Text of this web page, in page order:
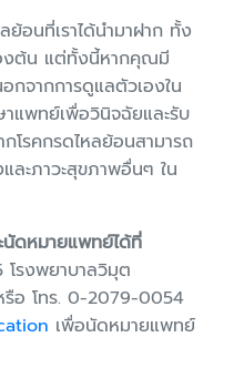
อนที่เราได้นำมาฝาก ทั้ง
องต้น แต่ทั้งนี้หากคุณมี
กจากการดูแลตัวเองใน
แพทย์เพื่อวินิจฉัยและรับ
กโรคกรดไหลย้อนสามารถ
และภาวะสุขภาพอื่นๆ ใน
นัดหมายแพทย์ได้ที่
โรงพยาบาลวิมุต
รือ โทร. 0-2079-0054
เพื่อนัดหมายแพทย์